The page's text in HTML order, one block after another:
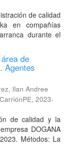
de calidad
en compañías
durante el
de
Agentes
Ilan Andree
, 2023-
de calidad y la
DOGANA
Métodos: La